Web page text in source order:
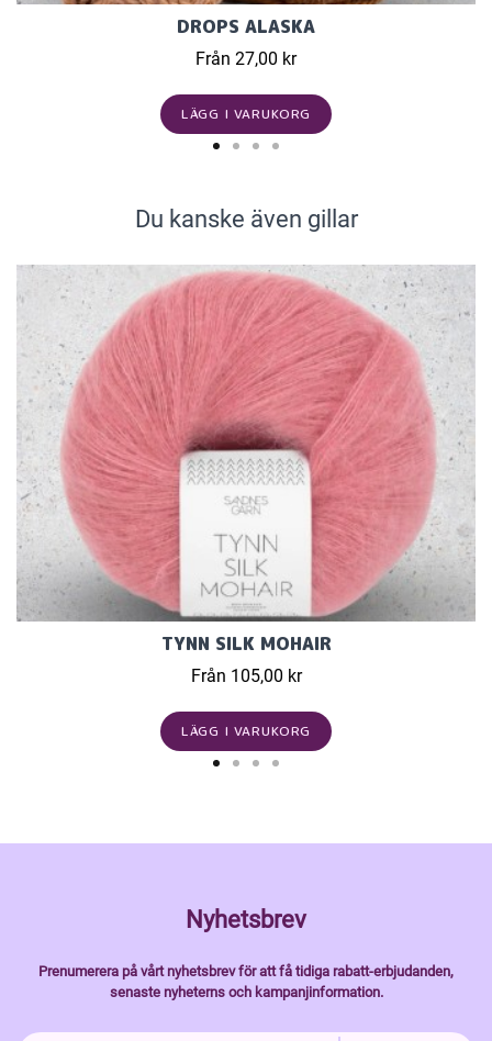
DROPS ALASKA
Från 27,00 kr
LÄGG I VARUKORG
Du kanske även gillar
TYNN SILK MOHAIR
Från 105,00 kr
LÄGG I VARUKORG
Nyhetsbrev
Prenumerera på vårt nyhetsbrev för att få tidiga rabatt-erbjudanden,
senaste nyheterns och kampanjinformation.